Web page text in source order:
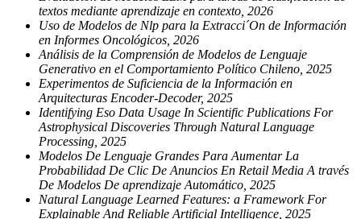
textos mediante aprendizaje en contexto, 2026
Uso de Modelos de Nlp para la Extracci´On de Información
en Informes Oncológicos, 2026
Análisis de la Comprensión de Modelos de Lenguaje
Generativo en el Comportamiento Político Chileno, 2025
Experimentos de Suficiencia de la Información en
Arquitecturas Encoder-Decoder, 2025
Identifying Eso Data Usage In Scientific Publications For
Astrophysical Discoveries Through Natural Language
Processing, 2025
Modelos De Lenguaje Grandes Para Aumentar La
Probabilidad De Clic De Anuncios En Retail Media A través
De Modelos De aprendizaje Automático, 2025
Natural Language Learned Features: a Framework For
Explainable And Reliable Artificial Intelligence, 2025